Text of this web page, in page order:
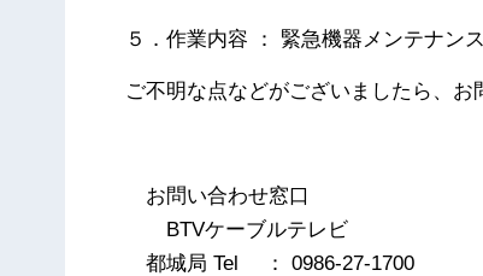
５．作業内容 ： 緊急機器メンテナンス
ご不明な点などがございましたら、お
以
お問い合わせ窓口
BTVケーブルテレビ
都城局 Tel ： 0986-27-1700